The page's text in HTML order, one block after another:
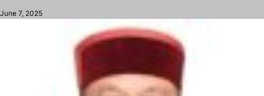
June 7, 2025